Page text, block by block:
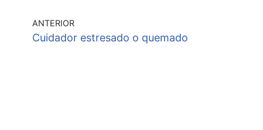
ANTERIOR
Cuidador estresado o quemado